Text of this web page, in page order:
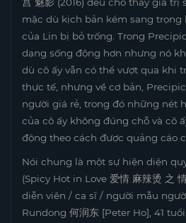
mặc dù kịch bản kém sang trọng
của Lin bị bỏ trống. Trong
dạng sống động hơn nhưng nó
dù cô ấy vẫn có thể vượt qua khi
thực tế, nhưng về cơ bản,
người giá rẻ, trong đó những nét
của cô ấy không đúng chỗ và cô
động theo cách được quảng cáo
Nói chung là một sự hiện diện
(Spicy Hot in Love 爱情 麻辣烫 之
diễn viên / ca sĩ / người mẫu
Rundong 何润东 [Peter Ho], 41